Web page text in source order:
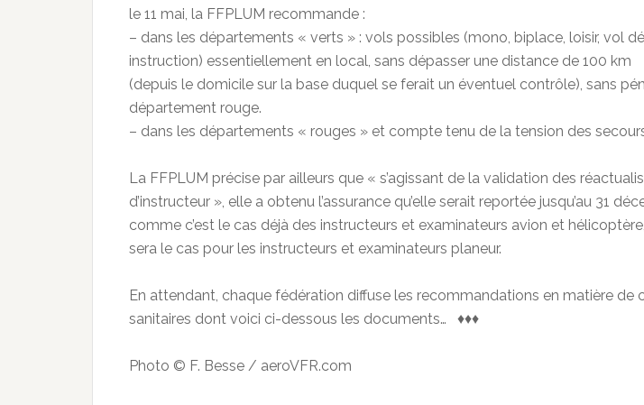
le 11 mai, la FFPLUM recommande :
– dans les départements « verts » : vols possibles (mono, biplace, loisir, vol
instruction) essentiellement en local, sans dépasser une distance de 100 km
(depuis le domicile sur la base duquel se ferait un éventuel contrôle), sans
département rouge.
– dans les départements « rouges » et compte tenu de la tension des
La FFPLUM précise par ailleurs que « s’agissant de la validation des
d’instructeur », elle a obtenu l’assurance qu’elle serait reportée jusqu’au 31
comme c’est le cas déjà des instructeurs et examinateurs avion et
sera le cas pour les instructeurs et examinateurs planeur.
En attendant, chaque fédération diffuse les recommandations en matière de
sanitaires dont voici ci-dessous les documents… ♦♦♦
Photo © F. Besse / aeroVFR.com